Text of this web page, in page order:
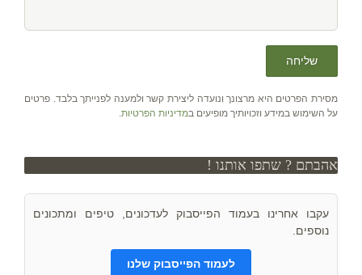
מסירת הפרטים היא מרצונך ונועדה ליצירת קשר ולמענה לפנייתך בלבד. פרטים
על השימוש במידע וזכויותיך מופיעים במדיניות הפרטיות.
אהבתם ? שתפו אותנו !
עקבו אחרינו בעמוד הפייסבוק לעדכונים, טיפים ומתכונים
נוספים.
לעמוד הפייסבוק שלנו